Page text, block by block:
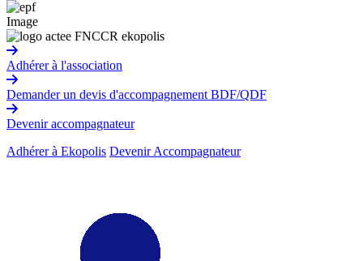
Image
Adhérer à l'association
Demander un devis d'accompagnement BDF/QDF
Devenir accompagnateur
Adhérer à Ekopolis Devenir Accompagnateur